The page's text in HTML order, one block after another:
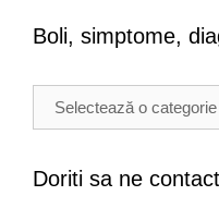
Boli, simptome,
iDoriti sa ne